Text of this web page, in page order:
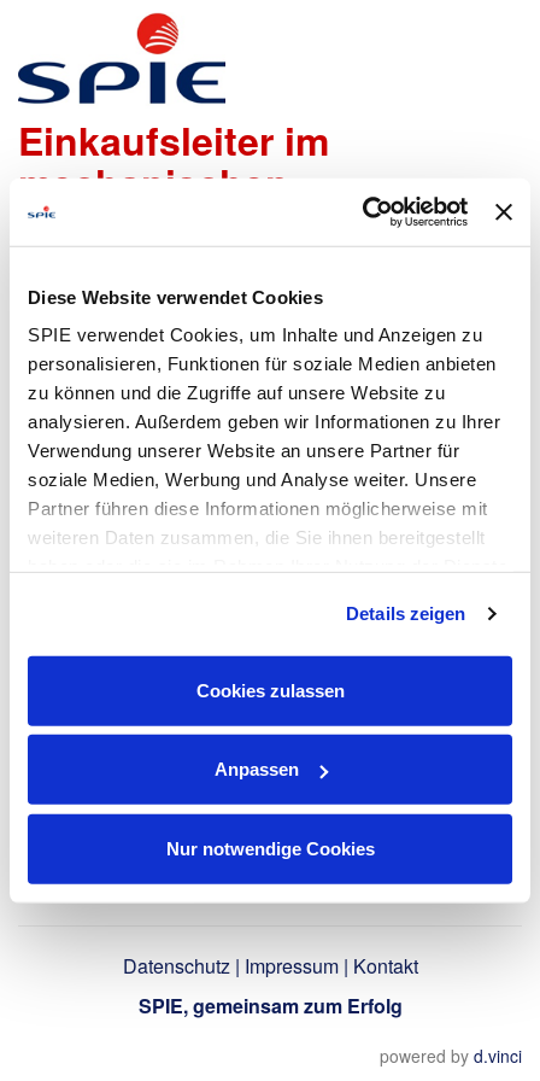
Diese Website verwendet Cookies
SPIE verwendet Cookies, um Inhalte und Anzeigen zu
personalisieren, Funktionen für soziale Medien anbieten
zu können und die Zugriffe auf unsere Website zu
analysieren. Außerdem geben wir Informationen zu Ihrer
Verwendung unserer Website an unsere Partner für
soziale Medien, Werbung und Analyse weiter. Unsere
Partner führen diese Informationen möglicherweise mit
weiteren Daten zusammen, die Sie ihnen bereitgestellt
Verarbeitung Ihrer Daten in den USA ein. Alle weiteren
Informationen zu Cookies finden Sie in unseren
Datenschutzhinweisen .
Details zeigen
Cookies zulassen
Anpassen
Nur notwendige Cookies
Leiter Einkauf /
Einkaufsleiter im
mechanischen
Anlagenbau m/w/d
Wir freuen uns sehr über die Bewerbung bei uns!
Um den Bewerbungsprozess möglichst einfach zu
gestalten, stehen folgende Möglichkeiten zur Übermittlung
der Unterlagen zur Verfügung:
Bewerbungsformular
ausfüllen
Lebenslauf
hochladen
Zurück
Datenschutz| Impressum| Kontakt
SPIE, gemeinsam zum Erfolg
powered by d.vinci